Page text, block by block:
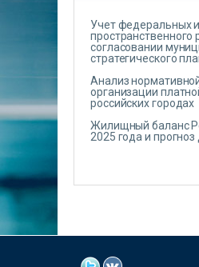
Учет федеральных
пространственного
согласовании
стратегического
Анализ
организации
российских городах
Жилищный баланс
2025 года и